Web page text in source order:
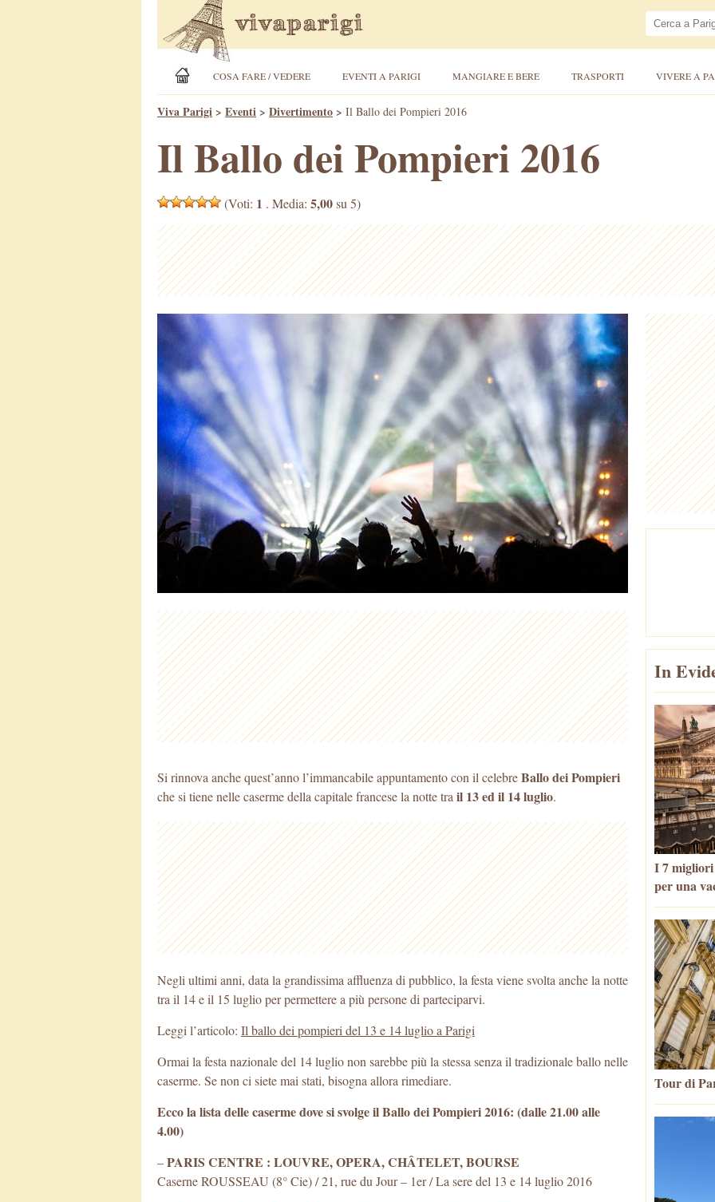
COSA FARE / VEDERE EVENTI A PARIGI MANGIARE E BERE TRASPORTI VIVERE A
Viva Parigi > Eventi > Divertimento > Il Ballo dei Pompieri 2016
Il Ballo dei Pompieri 2016
(Voti: 1 . Media: 5,00su 5)
Si rinnova anche quest’anno l’immancabile appuntamento con il celebreBallo dei Pompieri
che si tiene nelle caserme della capitale francese la notte tra il 13 ed il 14 luglio.
Negli ultimi anni, data la grandissima affluenza di pubblico, la festa viene svolta anche la notte
tra il 14 e il 15 luglio per permettere a più persone di parteciparvi.
Leggi l’articolo: Il ballo dei pompieri del 13 e 14 luglio a Parigi
Ormai la festa nazionale del 14 luglio non sarebbe più la stessa senza il tradizionale ballo nelle
caserme. Se non ci siete mai stati, bisogna allora rimediare.
Ecco la lista delle caserme dove si svolge il Ballo dei Pompieri 2016: (dalle 21.00 alle
4.00)
–PARIS CENTRE : LOUVRE, OPERA, CHÂTELET, BOURSE
Caserne ROUSSEAU (8° Cie) / 21, rue du Jour – 1er / La sere del 13 e 14 luglio 2016
In
I 7
per una
Tour di